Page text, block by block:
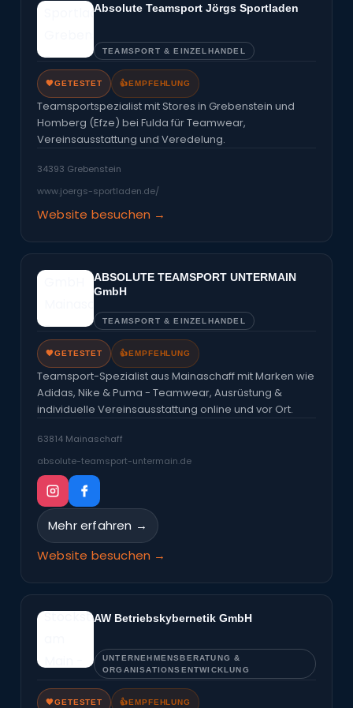
Absolute Teamsport Jörgs Sportladen
TEAMSPORT & EINZELHANDEL
🧡GETESTET 👍EMPFEHLUNG
Teamsportspezialist mit Stores in Grebenstein und
Homberg (Efze) bei Fulda für Teamwear,
Vereinsausstattung und Veredelung.
34393 Grebenstein
www.joergs-sportladen.de/
Website besuchen →
ABSOLUTE TEAMSPORT UNTERMAIN
GmbH
TEAMSPORT & EINZELHANDEL
🧡GETESTET 👍EMPFEHLUNG
Teamsport-Spezialist aus Mainaschaff mit Marken wie
Adidas, Nike & Puma - Teamwear, Ausrüstung &
individuelle Vereinsausstattung online und vor Ort.
63814 Mainaschaff
absolute-teamsport-untermain.de
Mehr erfahren →
Website besuchen →
AW Betriebskybernetik GmbH
UNTERNEHMENSBERATUNG &
ORGANISATIONSENTWICKLUNG
🧡GETESTET 👍EMPFEHLUNG